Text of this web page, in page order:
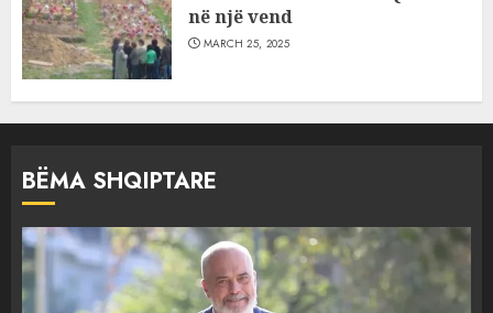
në një vend
MARCH 25, 2025
BËMA SHQIPTARE